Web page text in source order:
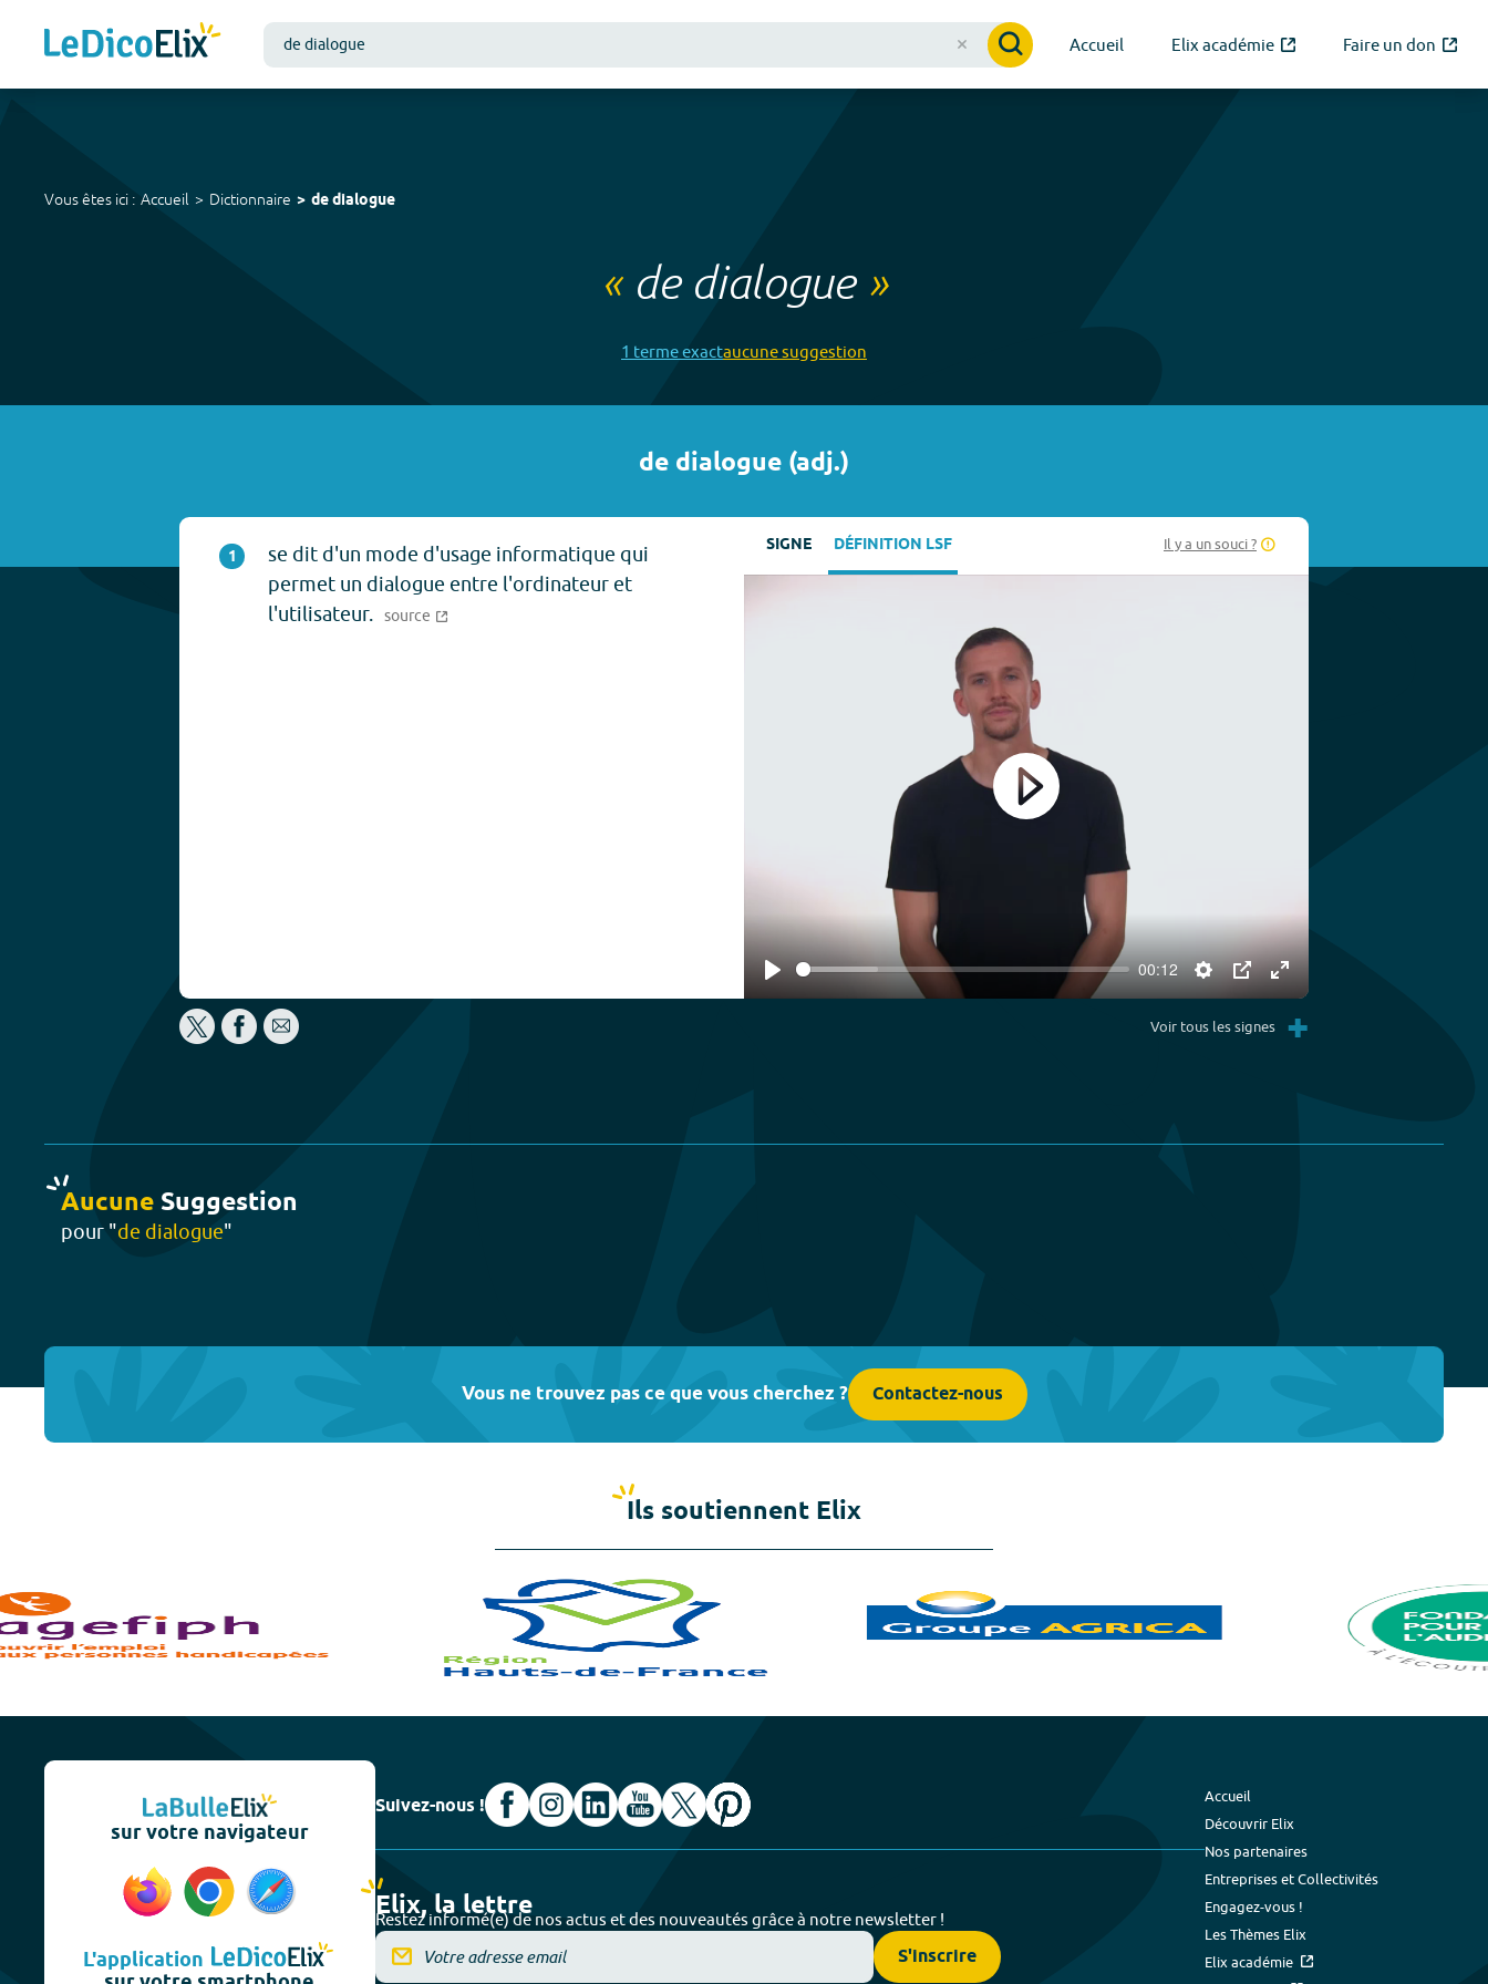
Accueil Elix académie Faire un don
Vous êtes ici : Accueil Dictionnaire de dialogue
« de dialogue»
1 termeexactaucunesuggestion
de dialogue (adj.)
1
se dit d'un mode d'usage informatique qui
permet un dialogue entre l'ordinateur et
l'utilisateur. source
SIGNE DÉFINITION LSF Il y a un souci ?
Play
00:12
Settings
PIP Enter
fullscreen
Play
Voir tous les signes +
Aucune Suggestion
pour "de dialogue"
Vous ne trouvez pas ce que vous cherchez ? Contactez-nous
Ils soutiennent Elix
sur votre navigateur
L'application
Suivez-nous !
Elix, la lettre
Restez informé(e) de nos actus et des nouveautés grâce à notre newsletter !
S'inscrire
Accueil
Découvrir Elix
Nos partenaires
Entreprises et Collectivités
Engagez-vous !
Les Thèmes Elix
Elix académie